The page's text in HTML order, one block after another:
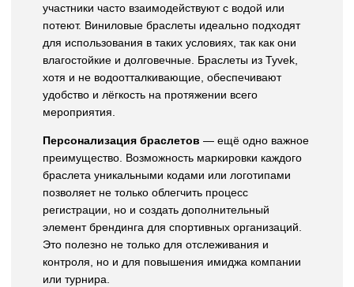
участники часто взаимодействуют с водой или
потеют. Виниловые браслеты идеально подходят
для использования в таких условиях, так как они
влагостойкие и долговечные. Браслеты из Tyvek,
хотя и не водоотталкивающие, обеспечивают
удобство и лёгкость на протяжении всего
мероприятия.
Персонализация браслетов — ещё одно важное
преимущество. Возможность маркировки каждого
браслета уникальными кодами или логотипами
позволяет не только облегчить процесс
регистрации, но и создать дополнительный
элемент брендинга для спортивных организаций.
Это полезно не только для отслеживания и
контроля, но и для повышения имиджа компании
или турнира.